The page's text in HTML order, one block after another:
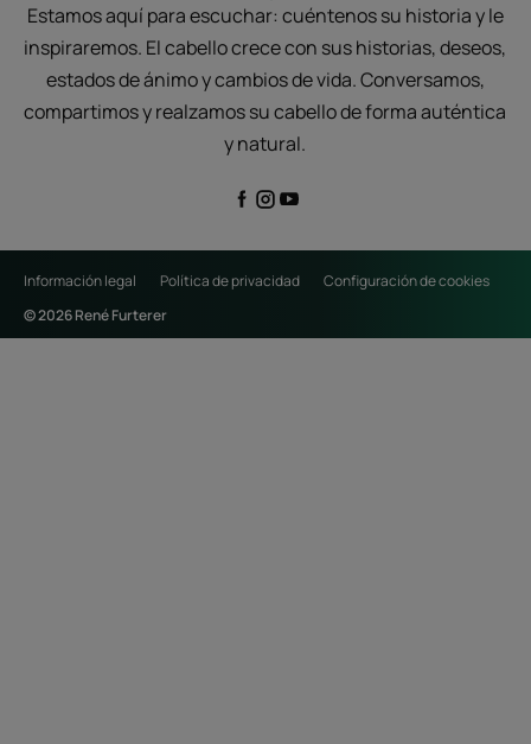
Estamos aquí para escuchar: cuéntenos su historia y le
inspiraremos. El cabello crece con sus historias, deseos,
estados de ánimo y cambios de vida. Conversamos,
compartimos y realzamos su cabello de forma auténtica
y natural.
Información legal Política de privacidad
Configuración de cookies
© 2026 René Furterer